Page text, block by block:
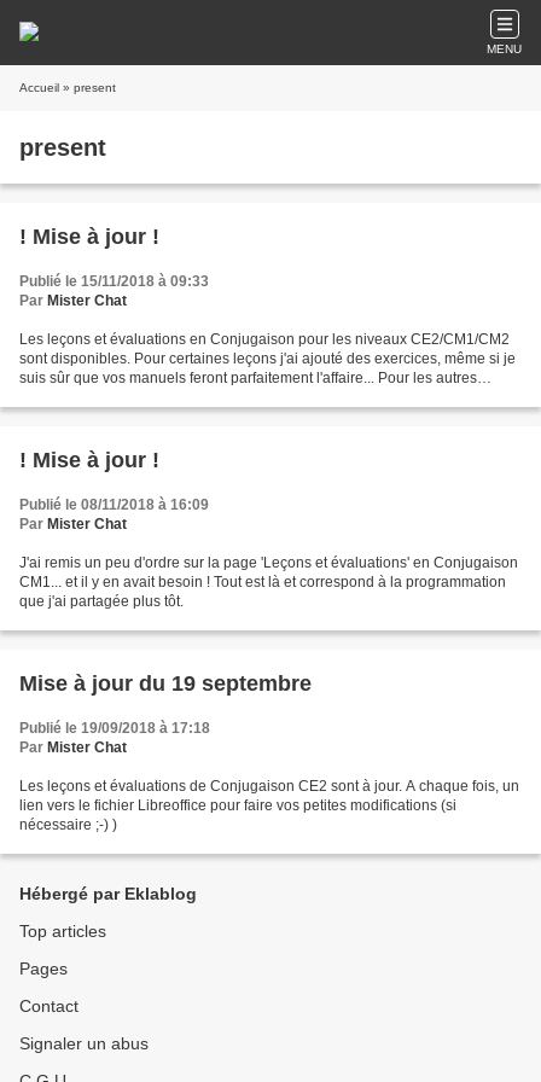
MENU
Accueil » present
present
! Mise à jour !
Publié le 15/11/2018 à 09:33
Par Mister Chat
Les leçons et évaluations en Conjugaison pour les niveaux CE2/CM1/CM2
sont disponibles. Pour certaines leçons j'ai ajouté des exercices, même si je
suis sûr que vos manuels feront parfaitement l'affaire... Pour les autres
! Mise à jour !
Publié le 08/11/2018 à 16:09
Par Mister Chat
J'ai remis un peu d'ordre sur la page 'Leçons et évaluations' en Conjugaison
CM1... et il y en avait besoin ! Tout est là et correspond à la programmation
que j'ai partagée plus tôt.
Mise à jour du 19 septembre
Publié le 19/09/2018 à 17:18
Par Mister Chat
Les leçons et évaluations de Conjugaison CE2 sont à jour. A chaque fois, un
lien vers le fichier Libreoffice pour faire vos petites modifications (si
nécessaire ;-) )
Hébergé par Eklablog
Top articles
Pages
Contact
Signaler un abus